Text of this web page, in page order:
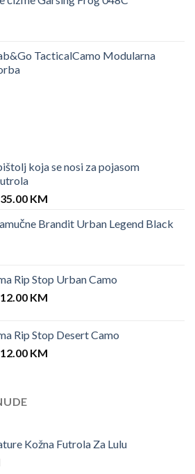
TacticalCamo Modularna
koja se nosi za pojasom
Original
was:
35.00 KMCurrent
is:
Brandit Urban Legend Black
Rip Stop Urban Camo
Original
KM.
12.00 KMCurrent
12.00 KM.
Rip Stop Desert Camo
Original
25.00 KM.
12.00 KMCurrent
Kožna Futrola Za Lulu